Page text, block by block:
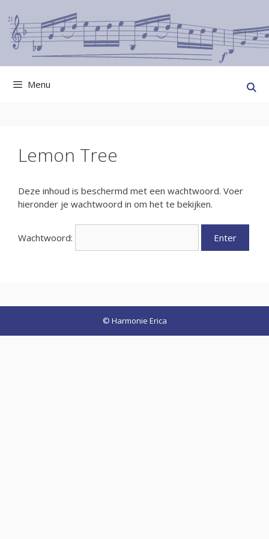
naar
inhoud
Menu
Lemon Tree
Deze inhoud is beschermd met een wachtwoord. Voer
hieronder je wachtwoord in om het te bekijken.
Wachtwoord:
© Harmonie Erica